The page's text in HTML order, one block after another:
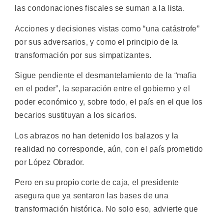
las condonaciones fiscales se suman a la lista.
Acciones y decisiones vistas como “una catástrofe”
por sus adversarios, y como el principio de la
transformación por sus simpatizantes.
Sigue pendiente el desmantelamiento de la “mafia
en el poder”, la separación entre el gobierno y el
poder económico y, sobre todo, el país en el que los
becarios sustituyan a los sicarios.
Los abrazos no han detenido los balazos y la
realidad no corresponde, aún, con el país prometido
por López Obrador.
Pero en su propio corte de caja, el presidente
asegura que ya sentaron las bases de una
transformación histórica. No solo eso, advierte que